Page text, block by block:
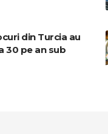
din Turcia au
30 pe an sub